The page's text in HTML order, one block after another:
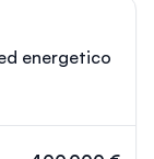
energetico